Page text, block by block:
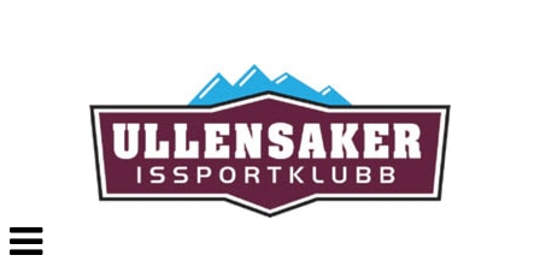
Veksle
navigasjon